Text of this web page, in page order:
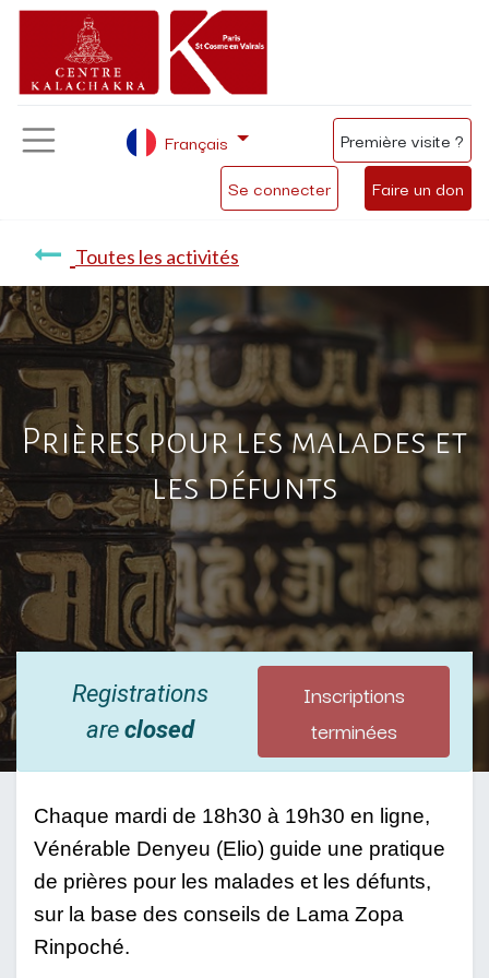
Se connecter Faire un don
Français Première visite ?
Toutes les activités
Prières pour les malades et
les défunts
Registrations
areclosed
Inscriptions
terminées
Chaque mardi de 18h30 à 19h30 en ligne,
Vénérable Denyeu (Elio) guide une pratique
de prières pour les malades et les défunts,
sur la base des conseils de Lama Zopa
Rinpoché.